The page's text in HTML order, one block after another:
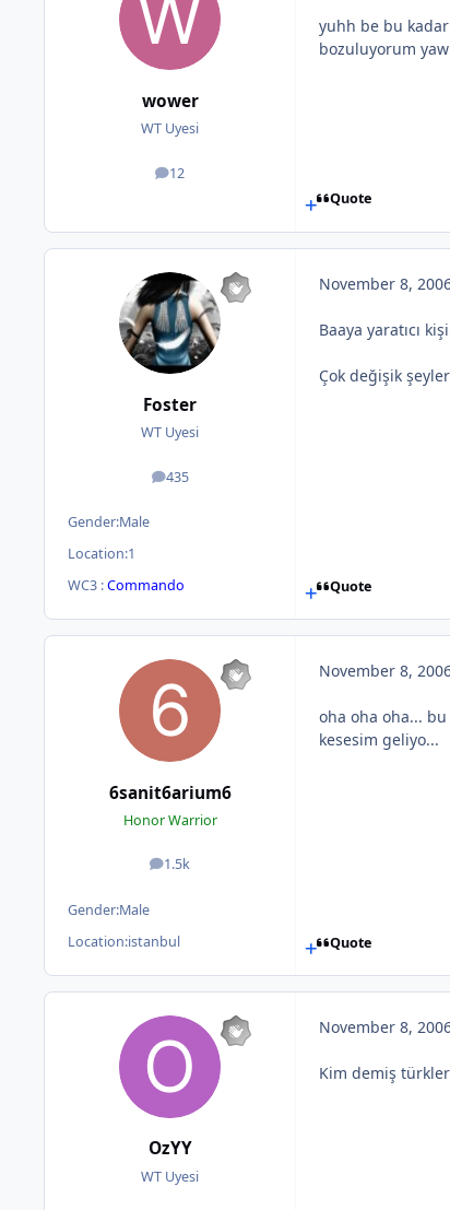
wower
WT Uyesi
12
posts
yuhh be bu
bozuluyorum yaw
Quote
Foster
WT Uyesi
435
posts
Gender:Male
Location:1
WC3 :Commando
November 8,
Baaya yaratıcı
Çok değişik
Quote
6sanit6arium6
Honor Warrior
1.5k
posts
Gender:Male
Location:istanbul
November 8,
oha oha oha...
kesesim geliyo...
Quote
OzYY
WT Uyesi
November 8,
Kim demiş